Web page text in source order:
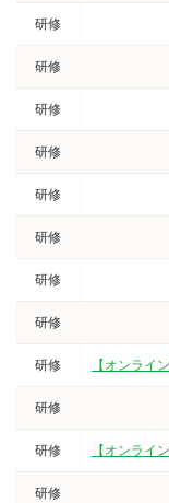
研修
研修
研修
研修
研修
研修
研修
研修
研修 【オンライ
研修
研修 【オンライ
研修